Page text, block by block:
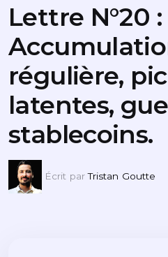
Lettre N°20 :
régulière,
latentes,
stablecoins.
Écrit parTristan Goutte